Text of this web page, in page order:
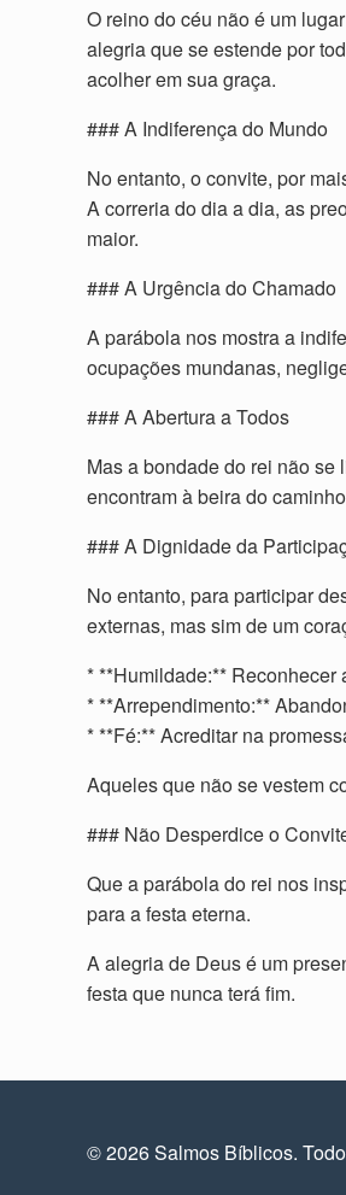
O reino do céu não é um
alegria que se estende por
acolher em sua graça.
### A Indiferença do Mundo
No entanto, o convite, por
A correria do dia a dia, as
maior.
### A Urgência do Chamado
A parábola nos mostra a
ocupações mundanas,
### A Abertura a Todos
Mas a bondade do rei não
encontram à beira do
### A Dignidade da
No entanto, para participar
externas, mas sim de um
* **Humildade:**
* **Arrependimento:**
* **Fé:** Acreditar na
Aqueles que não se vestem
### Não Desperdice o
Que a parábola do rei nos
para a festa eterna.
A alegria de Deus é um
festa que nunca terá fim.
© 2026 Salmos Bíblicos.